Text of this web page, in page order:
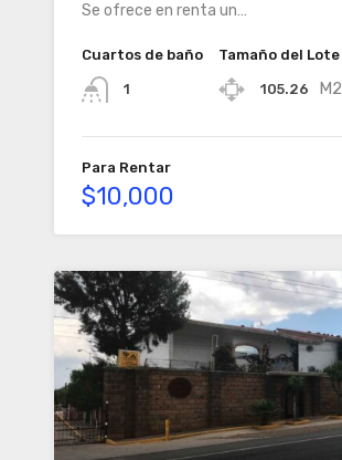
Se ofrece en renta un…
Cuartos de baño
1
Tamaño del Lote
105.26 M2
Para Rentar
$10,000